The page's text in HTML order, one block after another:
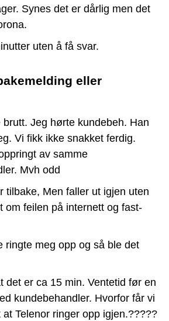
Synes det er dårlig men det
uten å få svar.
eller
brutt. Jeg hørte kundebeh. Han
Vi fikk ikke snakket ferdig.
av samme
Mvh odd
tilbake, Men faller ut igjen uten
om feilen på internett og fast-
ringte meg opp og så ble det
det er ca 15 min. Ventetid før en
kundebehandler. Hvorfor får vi
at Telenor ringer opp igjen.?????